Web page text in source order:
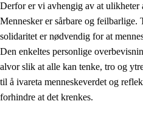
Derfor er vi avhengig av at ulikheter
Mennesker er sårbare og
solidaritet er nødvendig for at
Den enkeltes personlige
alvor slik at alle kan tenke, tro og
til å ivareta menneskeverdet og
forhindre at det krenkes.